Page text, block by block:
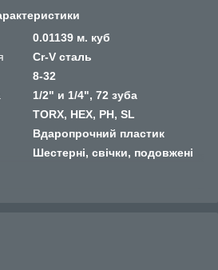
0.01139 м. куб
Cr-V сталь
8-32
1/2" и 1/4", 72 зуба
TORX, HEX, PH, SL
Вдаропрочний пластик
Шестерні, свічки, подовжені